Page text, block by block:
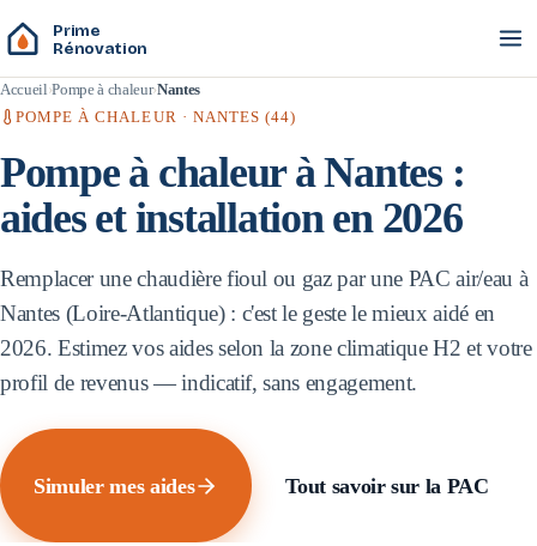
Prime
Rénovation
Accueil Pompe à chaleur Nantes
POMPE À CHALEUR · NANTES (44)
Pompe à chaleur àNantes:
aides et installation en 2026
Remplacer une chaudière fioul ou gaz par une PAC air/eau à
Nantes (Loire-Atlantique) : c'est le geste le mieux aidé en
2026. Estimez vos aides selon la zone climatiqueH2 et votre
profil de revenus — indicatif, sans engagement.
Simuler mes aides Tout savoir sur la PAC